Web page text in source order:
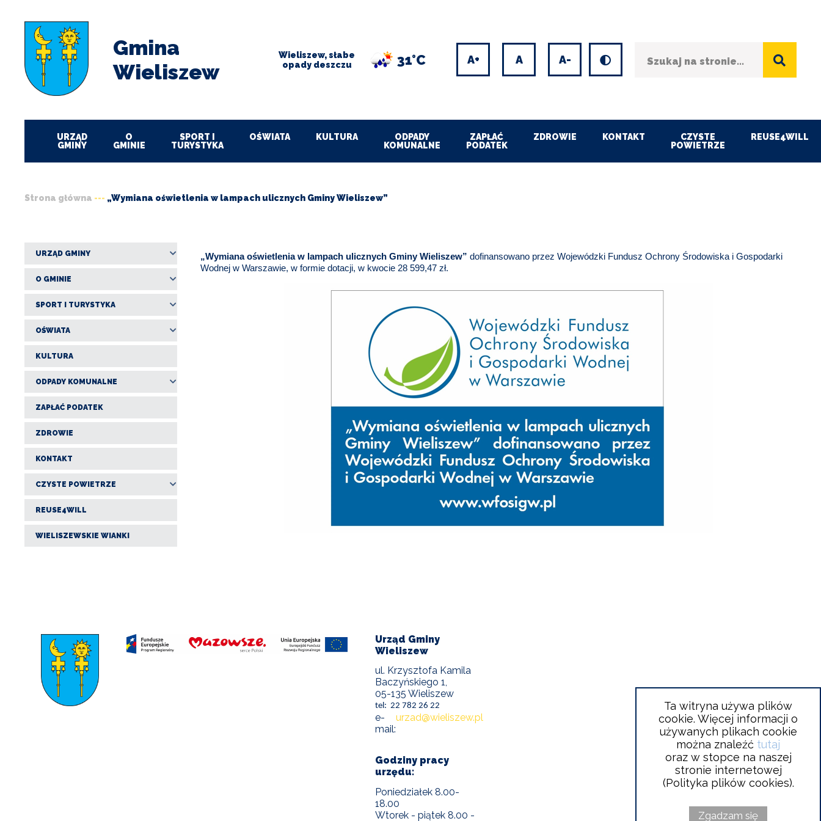
Ta witryna używa plików
cookie. Więcej informacji o
używanych plikach cookie
można znaleźć tutaj
oraz w stopce na naszej
stronie internetowej
(Polityka plików cookies).
Zgadzam się
Przejdź
Przejdź
Przejdź
wyszukiwania
Przejdź
Gmina
Wieliszew
Wieliszew, słabe
opady deszczu
31°C
Increase
font
Reset
font
Decrease
font
URZĄD
GMINY
O
GMINIE
SPORT I
TURYSTYKA
OŚWIATA KULTURA
ODPADY
KOMUNALNE
ZAPŁAĆ
PODATEK
ZDROWIE KONTAKT
CZYSTE
POWIETRZE
REUSE4WILL
Strona główna „Wymiana oświetlenia w lampach ulicznych Gminy Wieliszew”
URZĄD GMINY
O GMINIE
SPORT I TURYSTYKA
OŚWIATA
KULTURA
ODPADY KOMUNALNE
ZAPŁAĆ PODATEK
ZDROWIE
KONTAKT
CZYSTE POWIETRZE
REUSE4WILL
WIELISZEWSKIE WIANKI
„Wymiana oświetlenia w lampach ulicznych Gminy Wieliszew” dofinansowano przez Wojewódzki Fundusz Ochrony Środowiska i Gospodarki
Wodnej w Warszawie, w formie dotacji, w kwocie 28 599,47 zł.
Urząd Gminy
Wieliszew
ul. Krzysztofa Kamila
Baczyńskiego 1,
05-135 Wieliszew
tel: 22 782 26 22
e-
mail:
urzad@wieliszew.pl
Godziny pracy
urzędu:
Poniedziałek 8.00-
18.00
Wtorek - piątek 8.00 -